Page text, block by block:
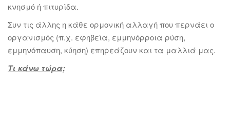
κνησμό ή πιτυρίδα.
Συν τις άλλης η κάθε ορμονική αλλαγή που περνάει ο
οργανισμός (π.χ. εφηβεία, εμμηνόρροια ρύση,
εμμηνόπαυση, κύηση) επηρεάζουν και τα μαλλιά μας.
Τι κάνω τώρα;